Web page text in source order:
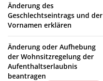
Änderung des
Geschlechtseintrags und der
Vornamen erklären
Änderung oder Aufhebung
der Wohnsitzregelung der
Aufenthaltserlaubnis
beantragen